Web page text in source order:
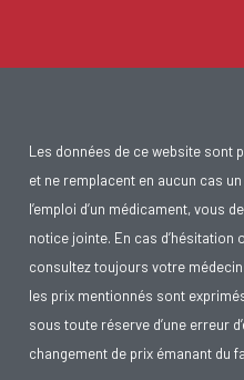
Les données de ce website sont
et ne remplacent en aucun cas
l’emploi d’un médicament, vous
notice jointe. En cas d’hésitation
consultez toujours votre
les prix mentionnés sont
sous toute réserve d’une erreur
changement de prix émanant du